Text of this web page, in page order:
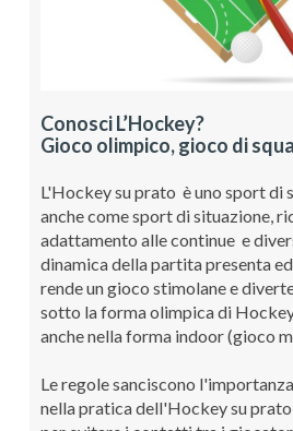
Conosci L’Hockey?
Gioco olimpico, gioco di
L'Hockey su prato è uno sport di
anche come sport di situazione,
adattamento alle continue e
dinamica della partita presenta
rende un gioco stimolane e
sotto la forma olimpica di
anche nella forma indoor (gioco
Le regole sanciscono
nella pratica dell'Hockey su